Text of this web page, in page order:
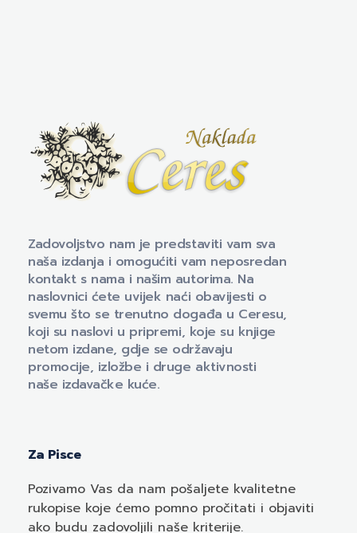
Zadovoljstvo nam je predstaviti vam sva
naša izdanja i omogućiti vam neposredan
kontakt s nama i našim autorima. Na
naslovnici ćete uvijek naći obavijesti o
svemu što se trenutno događa u Ceresu,
koji su naslovi u pripremi, koje su knjige
netom izdane, gdje se održavaju
promocije, izložbe i druge aktivnosti
naše izdavačke kuće.
Za Pisce
Pozivamo Vas da nam pošaljete kvalitetne
rukopise koje ćemo pomno pročitati i objaviti
ako budu zadovoljili naše kriterije.